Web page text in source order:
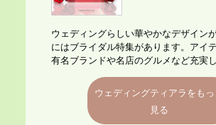
ウェディングらしい華やかなデザイン
にはブライダル特集があります。アイ
有名ブランドや名店のグルメなど充実し
ウェディングティアラをもっ
見る